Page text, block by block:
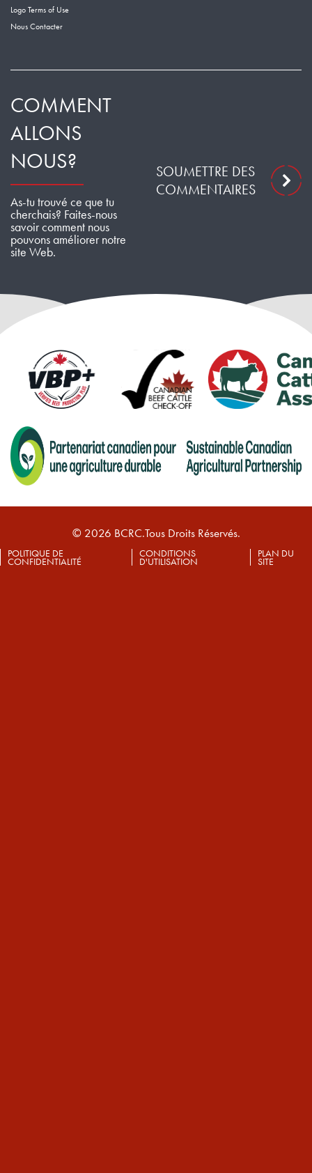
Logo Terms of Use
Nous Contacter
COMMENT
ALLONS
NOUS?
As-tu trouvé ce que tu
cherchais? Faites-nous
savoir comment nous
pouvons améliorer notre
site Web.
SOUMETTRE DES
COMMENTAIRES
© 2026 BCRC.Tous Droits Réservés.
POLITIQUE DE
CONFIDENTIALITÉ
CONDITIONS
D'UTILISATION
PLAN DU
SITE